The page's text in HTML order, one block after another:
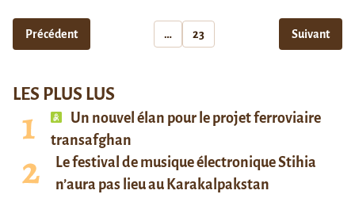
Précédent … 23 Suivant
LES PLUS LUS
Un nouvel élan pour le projet ferroviaire
transafghan
Le festival de musique électronique Stihia
n’aura pas lieu au Karakalpakstan